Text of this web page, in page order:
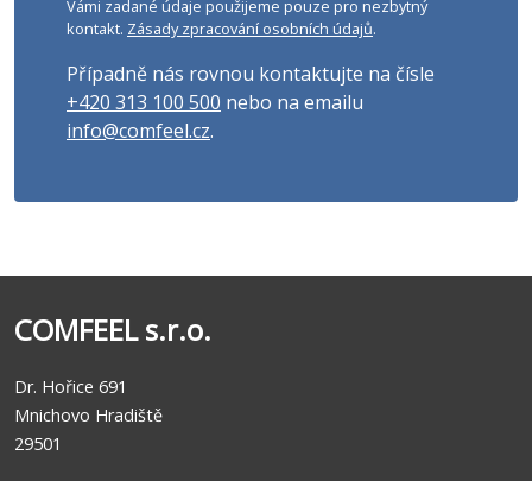
Vámi zadané údaje použijeme pouze pro nezbytný
kontakt. Zásady zpracování osobních údajů.
Případně nás rovnou kontaktujte na čísle
+420 313 100 500 nebo na emailu
info@comfeel.cz.
COMFEEL s.r.o.
Dr. Hořice 691
Mnichovo Hradiště
29501